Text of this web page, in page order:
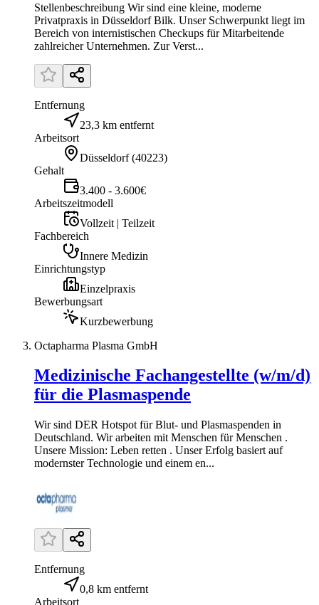
Stellenbeschreibung Wir sind eine kleine, moderne
Privatpraxis in Düsseldorf Bilk. Unser Schwerpunkt liegt im
Bereich von internistischen Checkups für Mitarbeitende
zahlreicher Unternehmen. Zur Verst...
Entfernung
23,3 km entfernt
Arbeitsort
Düsseldorf (40223)
Gehalt
3.400 - 3.600€
Arbeitszeitmodell
Vollzeit | Teilzeit
Fachbereich
Innere Medizin
Einrichtungstyp
Einzelpraxis
Bewerbungsart
Kurzbewerbung
Octapharma Plasma GmbH
Medizinische Fachangestellte (w/m/d)
für die Plasmaspende
Wir sind DER Hotspot für Blut- und Plasmaspenden in
Deutschland. Wir arbeiten mit Menschen für Menschen .
Unsere Mission: Leben retten . Unser Erfolg basiert auf
modernster Technologie und einem en...
Entfernung
0,8 km entfernt
Arbeitsort